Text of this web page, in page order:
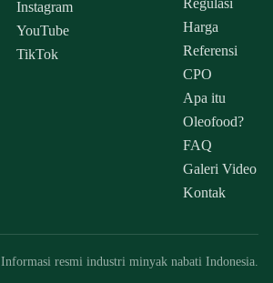
Instagram
YouTube
TikTok
Regulasi
Harga
Referensi
CPO
Apa itu
Oleofood?
FAQ
Galeri Video
Kontak
Informasi resmi industri minyak nabati Indonesia.